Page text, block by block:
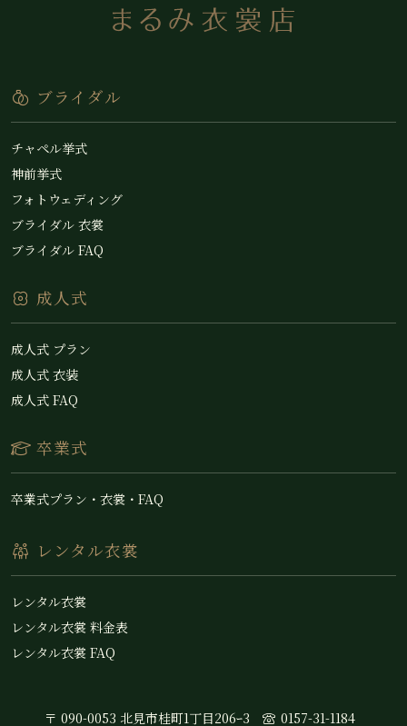
ブライダル
チャペル挙式
神前挙式
フォトウェディング
ブライダル 衣裳
ブライダル FAQ
成人式
成人式 プラン
成人式 衣装
成人式 FAQ
卒業式
卒業式プラン・衣裳・FAQ
レンタル衣裳
レンタル衣裳
レンタル衣裳 料金表
レンタル衣裳 FAQ
〒 090-0053 北見市桂町1丁目206ｰ3 0157-31-1184